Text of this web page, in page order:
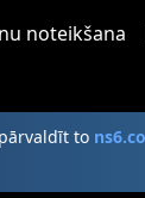
noteikšana
to